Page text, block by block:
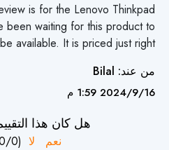
is for the Lenovo Thinkpad
been waiting for this product to
be available. It is priced just right.
من عند: Bilal
16‏‏/9‏‏/2024 1:59 م
هل كان هذا
نعم لا (
/0